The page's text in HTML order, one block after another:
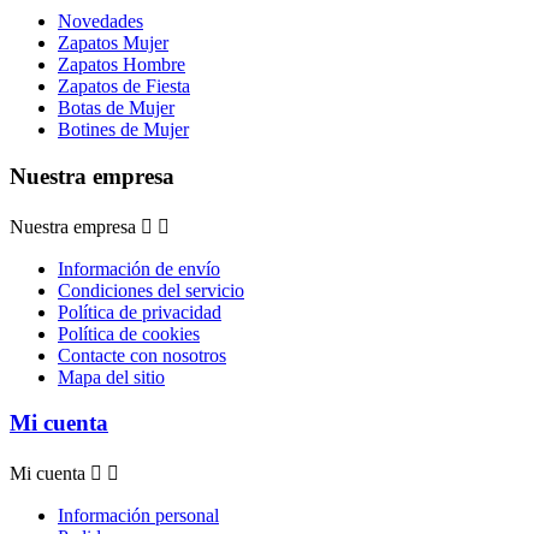
Novedades
Zapatos Mujer
Zapatos Hombre
Zapatos de Fiesta
Botas de Mujer
Botines de Mujer
Nuestra empresa
Nuestra empresa  
Información de envío
Condiciones del servicio
Política de privacidad
Política de cookies
Contacte con nosotros
Mapa del sitio
Mi cuenta
Mi cuenta  
Información personal